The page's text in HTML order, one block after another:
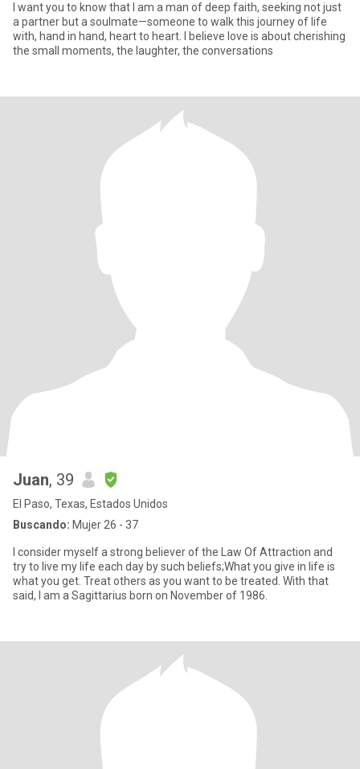
I want you to know that I am a man of deep faith, seeking not just
a partner but a soulmate—someone to walk this journey of life
with, hand in hand, heart to heart. I believe love is about cherishing
the small moments, the laughter, the conversations
Juan, 39
El Paso, Texas, Estados Unidos
Buscando: Mujer 26 - 37
I consider myself a strong believer of the Law Of Attraction and
try to live my life each day by such beliefs;What you give in life is
what you get. Treat others as you want to be treated. With that
said, I am a Sagittarius born on November of 1986.